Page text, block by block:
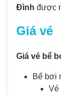
Đình được
Giá vé
Giá vé bể
Bể bơi
Vé